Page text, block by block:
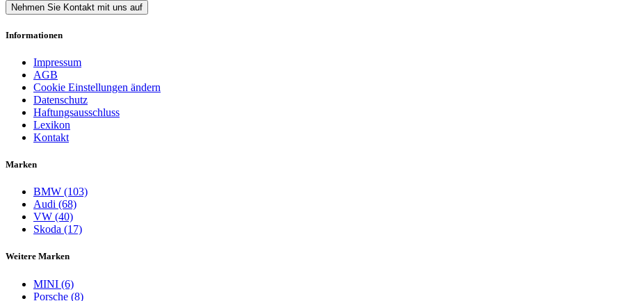
Nehmen Sie Kontakt mit uns auf
Informationen
Impressum
AGB
Cookie Einstellungen ändern
Datenschutz
Haftungsausschluss
Lexikon
Kontakt
Marken
BMW (103)
Audi (68)
VW (40)
Skoda (17)
Weitere Marken
MINI (6)
Porsche (8)